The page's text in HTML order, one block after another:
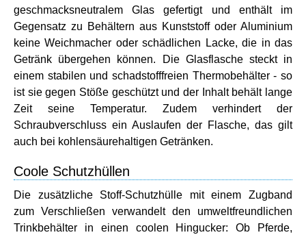
geschmacksneutralem Glas gefertigt und enthält im
Gegensatz zu Behältern aus Kunststoff oder Aluminium
keine Weichmacher oder schädlichen Lacke, die in das
Getränk übergehen können. Die Glasflasche steckt in
einem stabilen und schadstofffreien Thermobehälter - so
ist sie gegen Stöße geschützt und der Inhalt behält lange
Zeit seine Temperatur. Zudem verhindert der
Schraubverschluss ein Auslaufen der Flasche, das gilt
auch bei kohlensäurehaltigen Getränken.
Coole Schutzhüllen
Die zusätzliche Stoff-Schutzhülle mit einem Zugband
zum Verschließen verwandelt den umweltfreundlichen
Trinkbehälter in einen coolen Hingucker: Ob Pferde,